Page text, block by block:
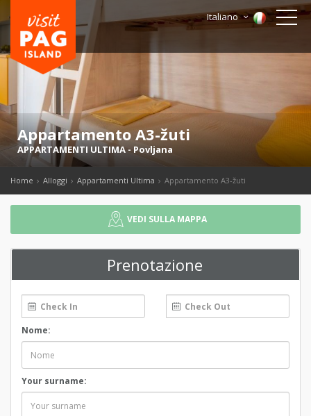
Italiano
Appartamento A3-žuti
APPARTAMENTI ULTIMA-Povljana
Home Alloggi Appartamenti Ultima Appartamento A3-žuti
VEDI SULLA MAPPA
Prenotazione
Nome:
Your surname: